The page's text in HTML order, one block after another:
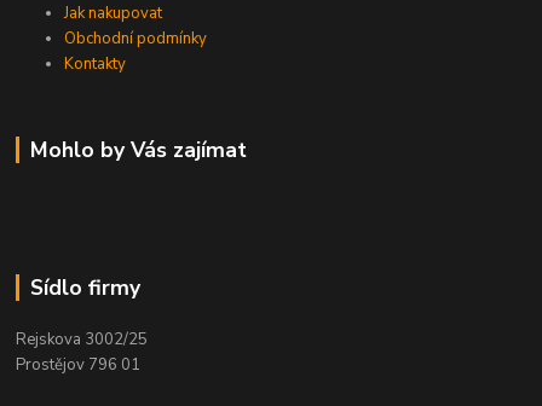
Jak nakupovat
Obchodní podmínky
Kontakty
Mohlo by Vás zajímat
Sídlo firmy
Rejskova 3002/25
Prostějov 796 01